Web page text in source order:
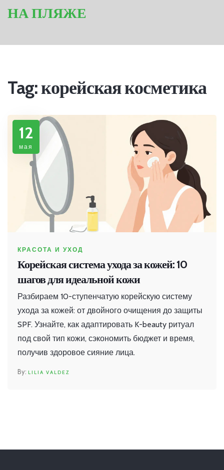
НА ПЛЯЖЕ
Tag: корейская косметика
12
мая
КРАСОТА И УХОД
Корейская система ухода за кожей: 10
шагов для идеальной кожи
Разбираем 10-ступенчатую корейскую систему
ухода за кожей: от двойного очищения до защиты
SPF. Узнайте, как адаптировать K-beauty ритуал
под свой тип кожи, сэкономить бюджет и время,
получив здоровое сияние лица.
LILIA VALDEZ